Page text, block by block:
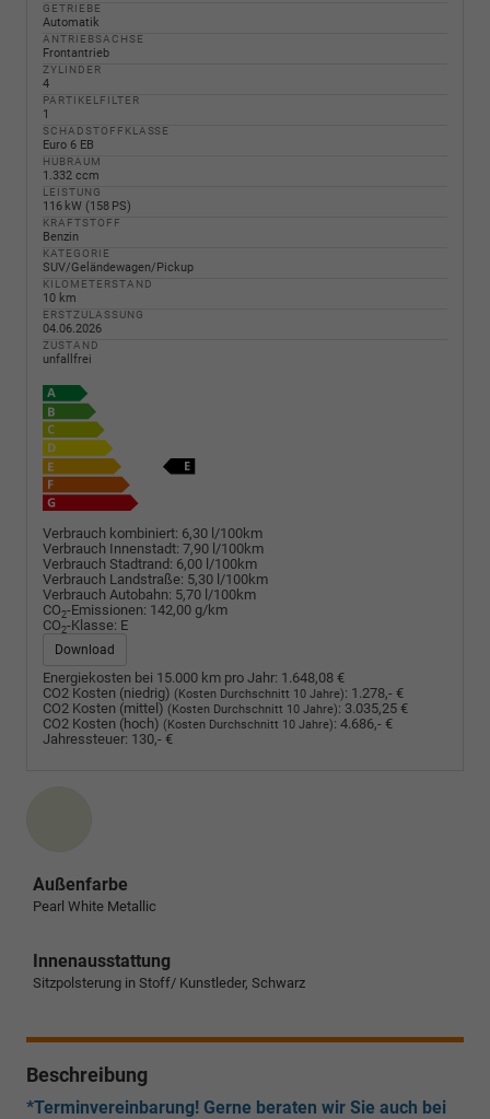
GETRIEBE
Automatik
ANTRIEBSACHSE
Frontantrieb
ZYLINDER
4
PARTIKELFILTER
1
SCHADSTOFFKLASSE
Euro 6 EB
HUBRAUM
1.332 ccm
LEISTUNG
116 kW (158 PS)
KRAFTSTOFF
Benzin
KATEGORIE
SUV/Geländewagen/Pickup
KILOMETERSTAND
10 km
ERSTZULASSUNG
04.06.2026
ZUSTAND
unfallfrei
Verbrauch kombiniert: 6,30 l/100km
Verbrauch Innenstadt: 7,90 l/100km
Verbrauch Stadtrand: 6,00 l/100km
Verbrauch Landstraße: 5,30 l/100km
Verbrauch Autobahn: 5,70 l/100km
CO2-Emissionen: 142,00 g/km
CO2-Klasse: E
Download
Energiekosten bei 15.000 km pro Jahr: 1.648,08 €
CO2 Kosten (niedrig) (Kosten Durchschnitt 10 Jahre): 1.278,- €
CO2 Kosten (mittel) (Kosten Durchschnitt 10 Jahre): 3.035,25 €
CO2 Kosten (hoch) (Kosten Durchschnitt 10 Jahre): 4.686,- €
Jahressteuer: 130,- €
Außenfarbe
Pearl White Metallic
Innenausstattung
Sitzpolsterung in Stoff/ Kunstleder, Schwarz
Beschreibung
*Terminvereinbarung! Gerne beraten wir Sie auch bei